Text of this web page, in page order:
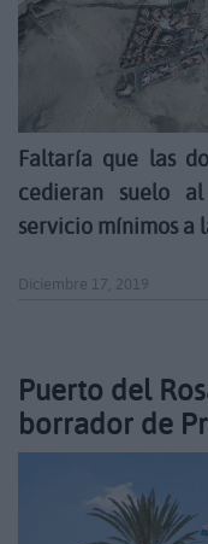
Faltaría que las
cedieran suelo
servicio mínimos a
Diciembre 17, 2019
Puerto del
borrador de